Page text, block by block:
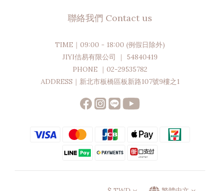
聯絡我們 Contact us
TIME｜09:00 - 18:00 (例假日除外)
JIYI佶易有限公司 ｜ 54840419
PHONE ｜02-29535782
ADDRESS｜新北市板橋區板新路107號9樓之1